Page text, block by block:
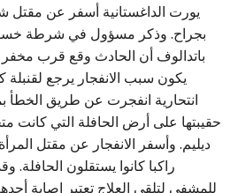
يورت الداغستانية أسفر عن مقتل
بجراح. وذكر مسؤول في شرطة
باتدالوف أن الحادث وقع قرب مخفر
يكون سبب الانفجار يرجع
انتحارية انفجرت عن طريق الخطأ
حقيبتها على أرض الحافلة التي
راكبا كانوا يستقلون الحافلة.
للمشفى لتلقي العلاج تعتبر إصابة